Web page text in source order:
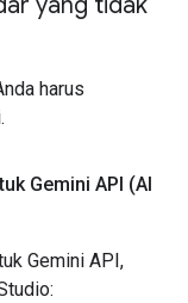
harus
Gemini API (AI
Gemini API,